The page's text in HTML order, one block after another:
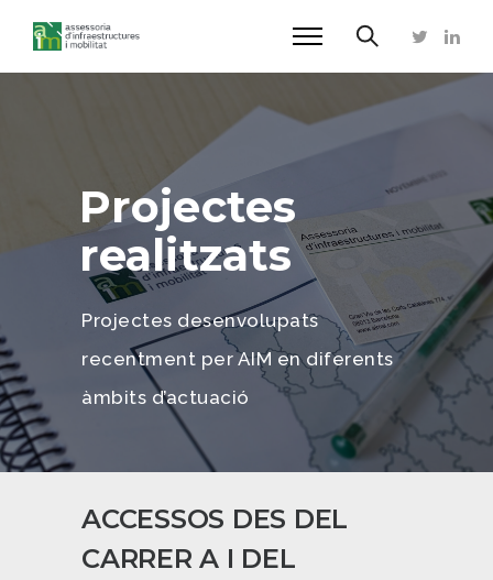
Projectes
realitzats
Projectes desenvolupats
recentment per AIM en diferents
àmbits d’actuació
ACCESSOS DES DEL
CARRER A I DEL